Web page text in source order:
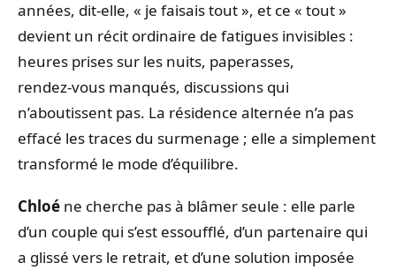
années, dit‑elle, « je faisais tout », et ce « tout »
devient un récit ordinaire de fatigues invisibles :
heures prises sur les nuits, paperasses,
rendez‑vous manqués, discussions qui
n’aboutissent pas. La résidence alternée n’a pas
effacé les traces du surmenage ; elle a simplement
transformé le mode d’équilibre.
Chloé ne cherche pas à blâmer seule : elle parle
d’un couple qui s’est essoufflé, d’un partenaire qui
a glissé vers le retrait, et d’une solution imposée